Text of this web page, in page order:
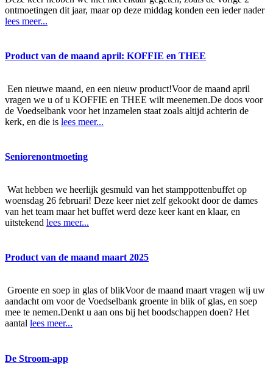
ontmoetingen dit jaar, maar op deze middag konden een ieder nader
lees meer...
Product van de maand april: KOFFIE en THEE
Een nieuwe maand, en een nieuw product!Voor de maand april
vragen we u of u KOFFIE en THEE wilt meenemen.De doos voor
de Voedselbank voor het inzamelen staat zoals altijd achterin de
kerk, en die is lees meer...
Seniorenontmoeting
Wat hebben we heerlijk gesmuld van het stamppottenbuffet op
woensdag 26 februari! Deze keer niet zelf gekookt door de dames
van het team maar het buffet werd deze keer kant en klaar, en
uitstekend lees meer...
Product van de maand maart 2025
Groente en soep in glas of blikVoor de maand maart vragen wij uw
aandacht om voor de Voedselbank groente in blik of glas, en soep
mee te nemen.Denkt u aan ons bij het boodschappen doen? Het
aantal lees meer...
De Stroom-app